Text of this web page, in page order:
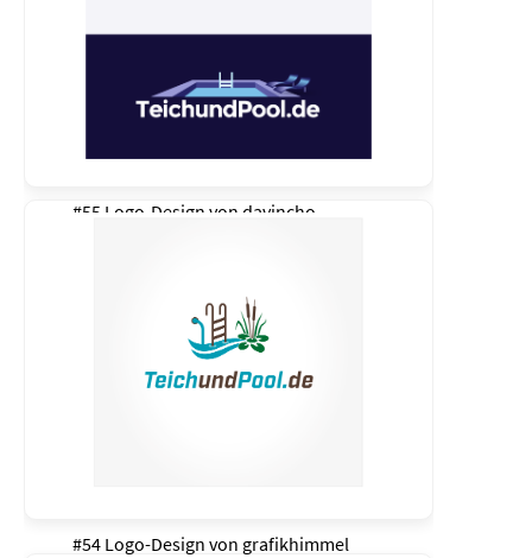
#55 Logo-Design von davincho
#54 Logo-Design von grafikhimmel